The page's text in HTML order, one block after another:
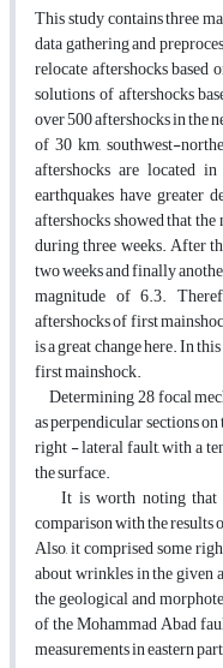
This study contains three
data gathering and
relocate aftershocks
solutions of aftershocks
over 500 aftershocks in the
of 30 km, southwest-
aftershocks are located
earthquakes have
aftershocks showed that
during three weeks. After
two weeks and finally
magnitude of 6.3.
aftershocks of first
is a great change here. In
first mainshock.
Determining 28 focal
as perpendicular sections
right - lateral fault, with a
the surface.
It is worth noting that
comparison with the results
Also, it comprised some
about wrinkles in the given
the geological and
of the Mohammad Abad
measurements in eastern